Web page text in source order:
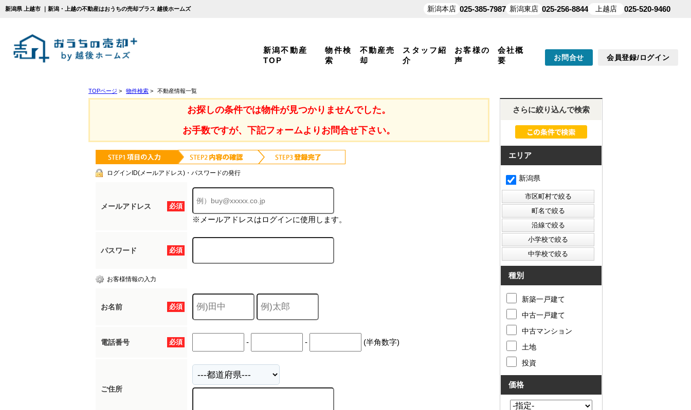
新潟県 上越市 ｜新潟・上越の不動産はおうちの売却プラス 越後ホームズ
新潟不動産
TOP
物件検
索
不動産売
却
スタッフ紹
介
お客様の
声
会社概
要
お問合せ 会員登録/ログイン
TOPページ > 物件検索 > 不動産情報一覧
お探しの条件では物件が見つかりませんでした。
お手数ですが、下記フォームよりお問合せ下さい。
ログインID(メールアドレス)・パスワードの発行
必須
メールアドレス
※メールアドレスはログインに使用します。
必須
パスワード
お客様情報の入力
必須
お名前
必須
電話番号 - - (半角数字)
ご住所
さらに絞り込んで検索
エリア
新潟県
種別
新築一戸建て
中古一戸建て
中古マンション
土地
投資
価格
新潟本店 025-385-7987 新潟東店 025-256-8844 上越店 025-520-9460